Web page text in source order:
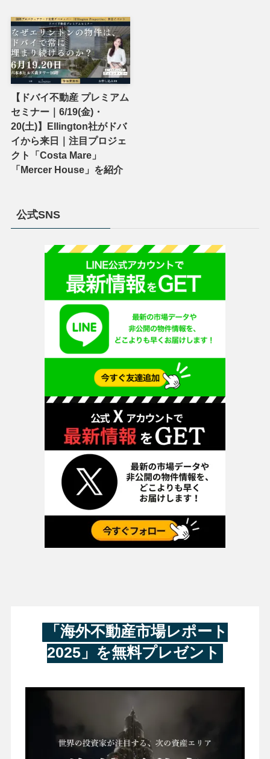
【ドバイ不動産 プレミアム
セミナー｜6/19(金)・
20(土)】Ellington社がドバ
イから来日｜注目プロジェ
クト「Costa Mare」
「Mercer House」を紹介
公式SNS
「海外不動産市場レポート
2025」を無料プレゼント